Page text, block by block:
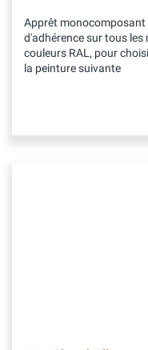
Apprêt monocomposant
d'adhérence sur tous
couleurs RAL, pour
la peinture suivante